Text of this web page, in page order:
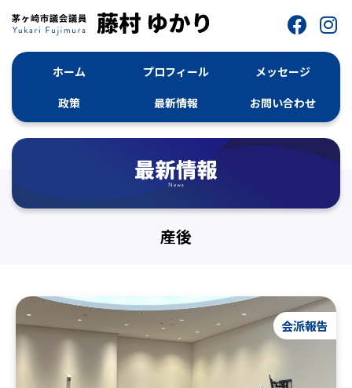
ホーム プロフィール
メッセージ
政策
最新情報 お問い合わせ
産後
会派報告